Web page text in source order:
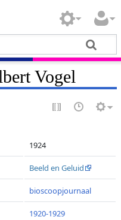
Vogel
1924
Beeld en Geluid
bioscoopjournaal
1920-1929